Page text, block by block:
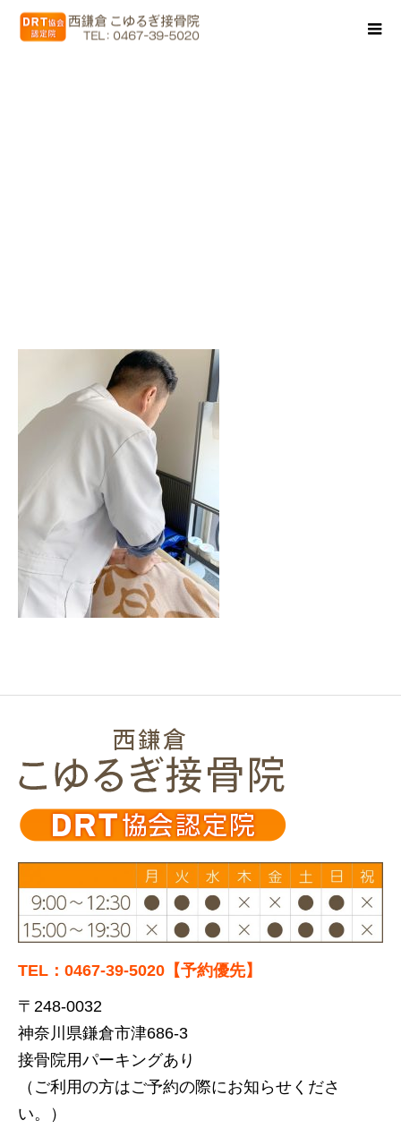
TEL：0467-39-5020【予約優先】
〒248-0032
神奈川県鎌倉市津686-3
接骨院用パーキングあり
（ご利用の方はご予約の際にお知らせくださ
い。）